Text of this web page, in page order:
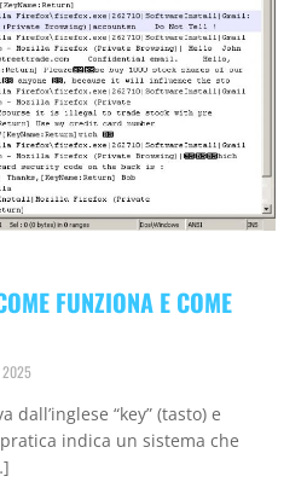
FUNZIONA E COME
2025
“key” (tasto) e
indica un sistema che